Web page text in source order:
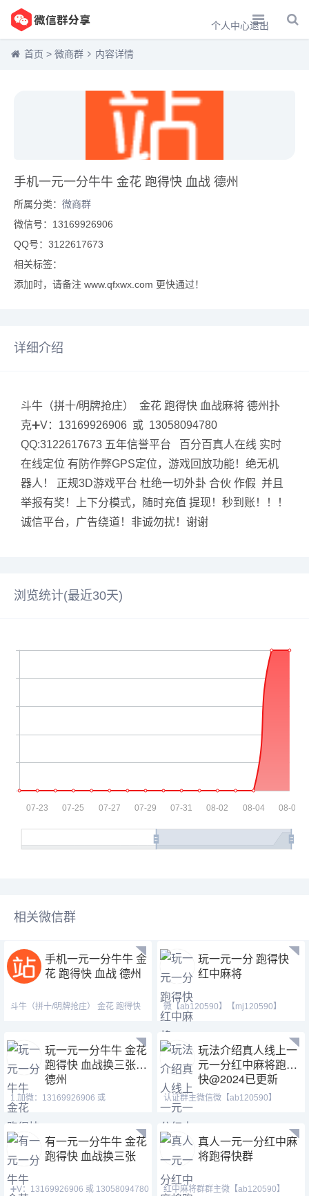
个人中心退出
首页 > 微商群 内容详情
手机一元一分牛牛 金花 跑得快 血战 德州
所属分类： 微商群
微信号：13169926906
QQ号：3122617673
相关标签：
添加时，请备注 www.qfxwx.com 更快通过！
详细介绍
斗牛（拼十/明牌抢庄） 金花 跑得快 血战麻将 德州扑
克➕V：13169926906 或 13058094780
QQ:3122617673 五年信誉平台 百分百真人在线 实时
在线定位 有防作弊GPS定位，游戏回放功能！绝无机
器人！ 正规3D游戏平台 杜绝一切外卦 合伙 作假 并且
举报有奖！上下分模式，随时充值 提现！秒到账！！！
诚信平台，广告绕道！非诚勿扰！谢谢
浏览统计(最近30天)
相关微信群
手机一元一分牛牛 金
花 跑得快 血战 德州
斗牛（拼十/明牌抢庄） 金花 跑得快
玩一元一分 跑得快
红中麻将
微【ab120590】【mj120590】
【tj525555】麻将、群内稳
玩一元一分牛牛 金花
跑得快 血战换三张
德州
1.加微：13169926906 或
玩法介绍真人线上一
元一分红中麻将跑得
快@2024已更新
认证群主微信微【ab120590】
【mj120590】【tj525555】
有一元一分牛牛 金花
跑得快 血战换三张
➕V：13169926906 或 13058094780
真人一元一分红中麻
将跑得快群
红中麻将群群主微【ab120590】